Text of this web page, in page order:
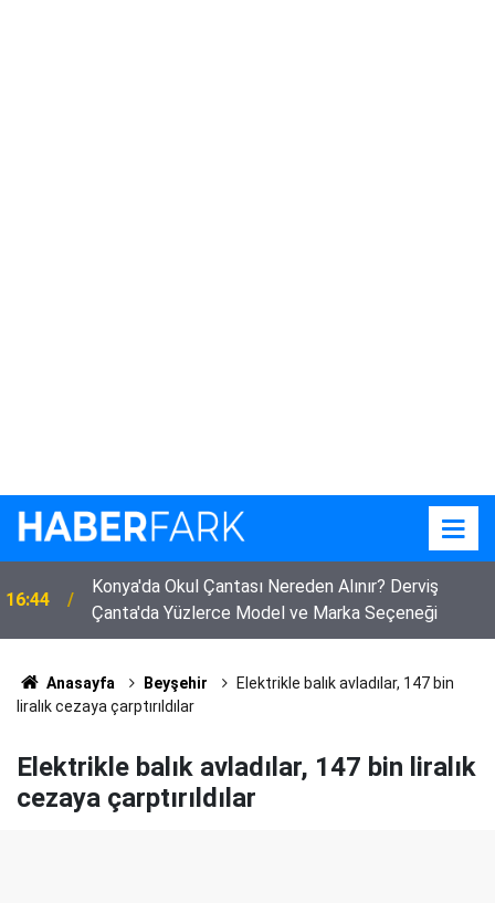
14:37
Bor'da Yürek Yakan Yangın! 250 Küçükbaş Hayvan
Telef Oldu, 40 Ton Arpa Kül Oldu
Anasayfa Beyşehir
Elektrikle balık avladılar, 147 bin
liralık cezaya çarptırıldılar
Elektrikle balık avladılar, 147 bin liralık
cezaya çarptırıldılar